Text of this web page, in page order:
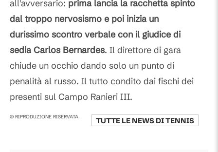
all'avversario: prima lancia la racchetta spinto
dal troppo nervosismo e poi inizia un
durissimo scontro verbale con il giudice di
sedia Carlos Bernardes. Il direttore di gara
chiude un occhio dando solo un punto di
penalità al russo. Il tutto condito dai fischi dei
presenti sul Campo Ranieri III.
© RIPRODUZIONE RISERVATA TUTTE LE NEWS DITENNIS